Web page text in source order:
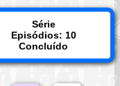
Série
Episódios: 10
Concluído